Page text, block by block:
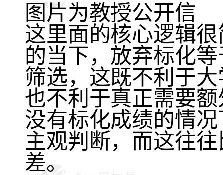
图片为教授公开信
这里面的核心逻辑
的当下，放弃标化
筛选，这既不利于
也不利于真正需要
没有标化成绩的情
主观判断，而这往
差。